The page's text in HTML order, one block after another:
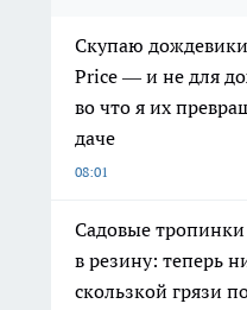
Скупаю
Price — и не для
во что я их
даче
08:01
Садовые тропинки
в резину: теперь
скользкой грязи